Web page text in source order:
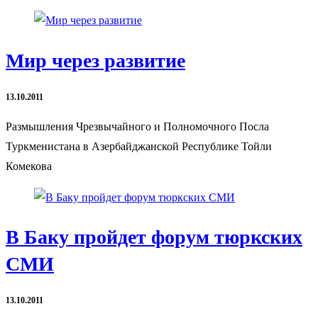
Мир через развитие
13.10.2011
Размышления Чрезвычайного и Полномочного Посла
Туркменистана в Азербайджанской Республике Тойли
Комекова
В Баку пройдет форум тюркских
СМИ
13.10.2011